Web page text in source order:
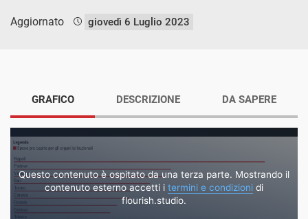
Aggiornato giovedì 6 Luglio 2023
GRAFICO
Questo contenuto è ospitato da una terza parte. Mostrando il
contenuto esterno accetti i termini e condizioni di
flourish.studio.
DESCRIZIONE DA SAPERE